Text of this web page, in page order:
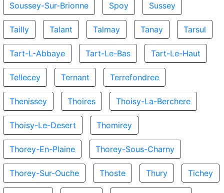
Soussey-Sur-Brionne Spoy Sussey
Tailly Talant Talmay Tanay Tarsul
Tart-L-Abbaye Tart-Le-Bas Tart-Le-Haut
Tellecey Ternant Terrefondree
Thenissey Thoires Thoisy-La-Berchere
Thoisy-Le-Desert Thomirey
Thorey-En-Plaine Thorey-Sous-Charny
Thorey-Sur-Ouche Thoste Thury Tichey